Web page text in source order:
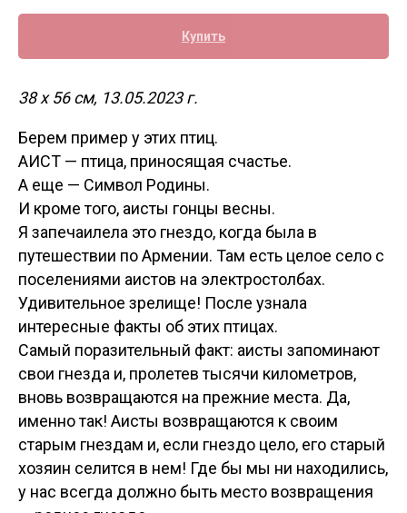
Купить
38 х 56 см, 13.05.2023 г.
Берем пример у этих птиц.
АИСТ — птица, приносящая счастье.
А еще — Символ Родины.
И кроме того, аисты гонцы весны.
Я запечаилела это гнездо, когда была в
путешествии по Армении. Там есть целое село с
поселениями аистов на электростолбах.
Удивительное зрелище! После узнала
интересные факты об этих птицах.
Самый поразительный факт: аисты запоминают
свои гнезда и, пролетев тысячи километров,
вновь возвращаются на прежние места. Да,
именно так! Аисты возвращаются к своим
старым гнездам и, если гнездо цело, его старый
хозяин селится в нем! Где бы мы ни находились,
у нас всегда должно быть место возвращения